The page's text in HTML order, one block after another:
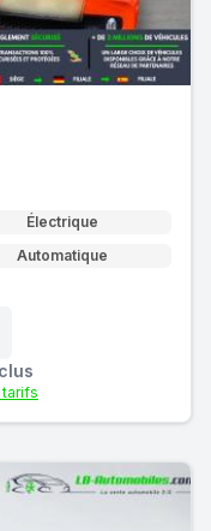
Électrique
Automatique
tarifs